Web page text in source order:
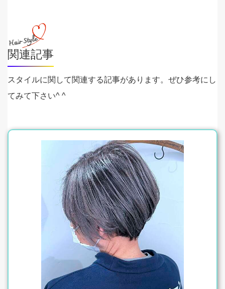
関連記事
スタイルに関して関連する記事があります。ぜひ参考にし
てみて下さい^ ^